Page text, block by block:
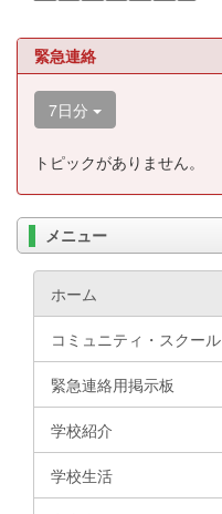
緊急連絡
7日分
トピックがありません。
メニュー
ホーム
コミュニティ・スクール
緊急連絡用掲示板
学校紹介
学校生活